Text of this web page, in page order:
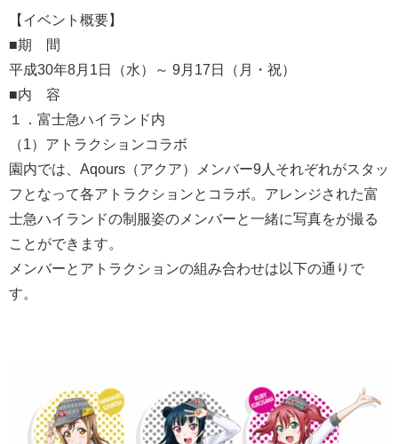
【イベント概要】
■期 間
平成30年8月1日（水）～ 9月17日（月・祝）
■内 容
１．富士急ハイランド内
（1）アトラクションコラボ
園内では、Aqours（アクア）メンバー9人それぞれがスタッ
フとなって各アトラクションとコラボ。アレンジされた富
士急ハイランドの制服姿のメンバーと一緒に写真をが撮る
ことができます。
メンバーとアトラクションの組み合わせは以下の通りで
す。